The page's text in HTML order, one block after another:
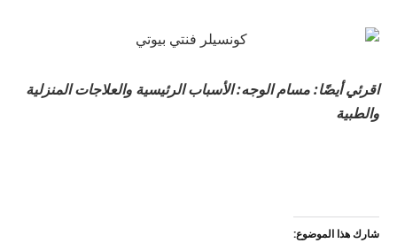
اقرئي أيضًا: مسام الوجه: الأسباب الرئيسية والعلاجات المنزلية
والطبية
شارك هذا الموضوع: